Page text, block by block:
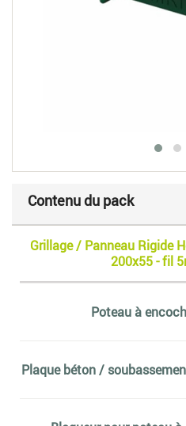
Contenu du pack
Grillage / Panneau Rigide
200x55 - fil
Poteau à
Plaque béton /